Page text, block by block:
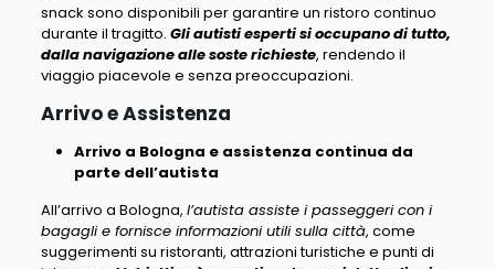
snack sono disponibili per garantire un ristoro continuo
durante il tragitto. Gli autisti esperti si occupano di tutto,
dalla navigazione alle soste richieste, rendendo il
viaggio piacevole e senza preoccupazioni.
Arrivo e Assistenza
Arrivo a Bologna e assistenza continua da
parte dell’autista
All’arrivo a Bologna, l’autista assiste i passeggeri con i
bagagli e fornisce informazioni utili sulla città, come
suggerimenti su ristoranti, attrazioni turistiche e punti di